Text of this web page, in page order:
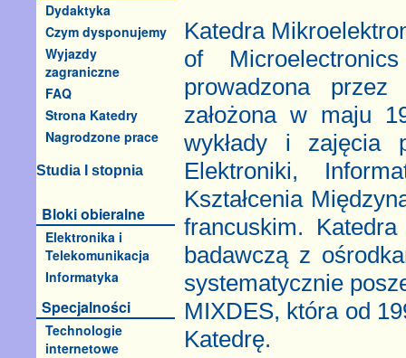
Dydaktyka
Czym dysponujemy
Wyjazdy
zagraniczne
FAQ
Strona Katedry
Nagrodzone prace
Studia I stopnia
Bloki obieralne
Elektronika i
Telekomunikacja
Informatyka
Specjalności
Technologie
internetowe
Katedra
of
prowadzona przez
założona w maju
wykłady i zajęcia
Elektroniki,
Kształcenia
francuskim.
badawczą z
systematycznie
MIXDES, która od
Katedrę.